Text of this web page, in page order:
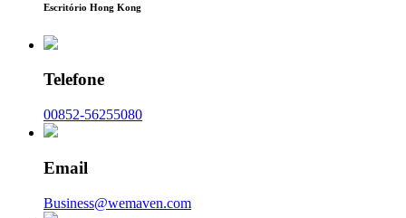
Escritório Hong Kong
Telefone
00852-56255080
Email
Business@wemaven.com